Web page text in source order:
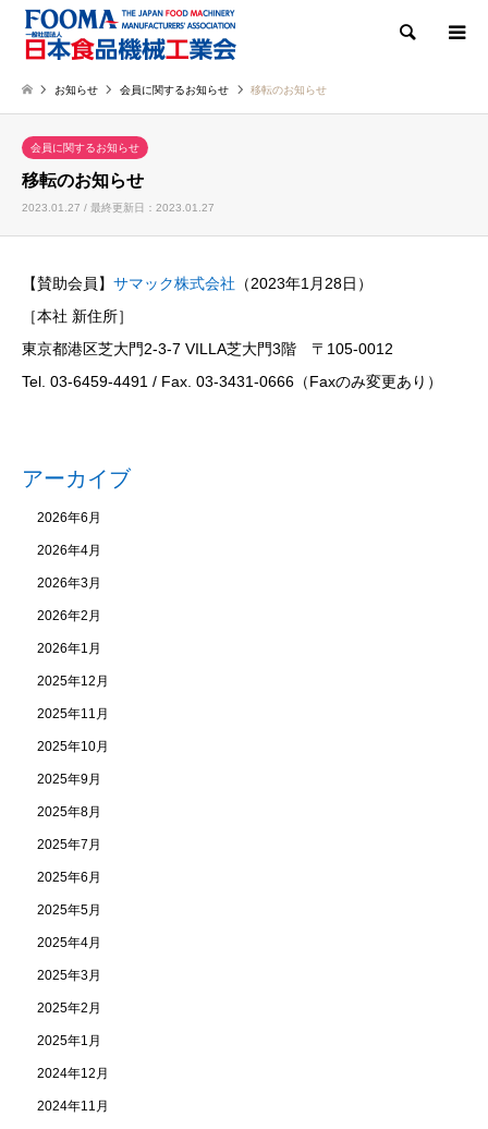
検索
お知らせ 会員に関するお知らせ 移転のお知らせ
会員に関するお知らせ
移転のお知らせ
2023.01.27 / 最終更新日：2023.01.27
【賛助会員】 サマック株式会社 （2023年1月28日）
［本社 新住所］
東京都港区芝大門2-3-7 VILLA芝大門3階 〒105-0012
Tel. 03-6459-4491 / Fax. 03-3431-0666（Faxのみ変更あり）
アーカイブ
2026年6月
2026年4月
2026年3月
2026年2月
2026年1月
2025年12月
2025年11月
2025年10月
2025年9月
2025年8月
2025年7月
2025年6月
2025年5月
2025年4月
2025年3月
2025年2月
2025年1月
2024年12月
2024年11月